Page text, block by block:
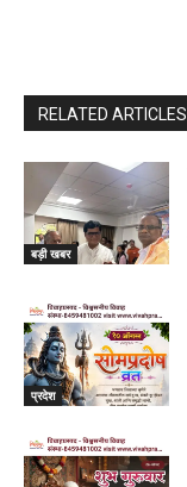
RELATED ARTICLES
बड़ी खबर
प्रदेश